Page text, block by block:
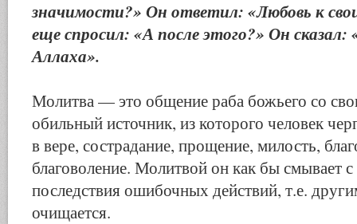
значимости?» Он ответил: «Любовь к
еще спросил: «А после этого?» Он
Аллаха».
Молитва — это общение раба божьего со
обильный источник, из которого человек
в вере, сострадание, прощение, милость,
благоволение. Молитвой он как бы смывает с
последствия ошибочных действий, т.е.
очищается.